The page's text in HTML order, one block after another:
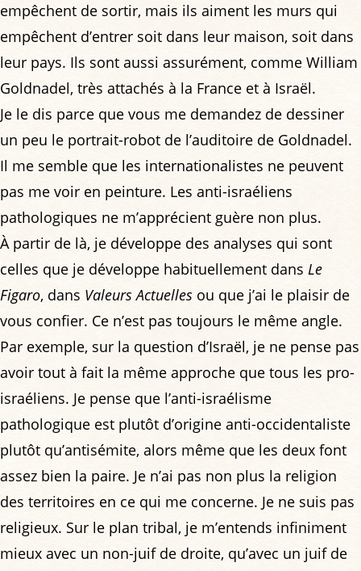
empêchent de sortir, mais ils aiment les murs qui
empêchent d’entrer soit dans leur maison, soit dans
leur pays. Ils sont aussi assurément, comme William
Goldnadel, très attachés à la France et à Israël.
Je le dis parce que vous me demandez de dessiner
un peu le portrait-robot de l’auditoire de Goldnadel.
Il me semble que les internationalistes ne peuvent
pas me voir en peinture. Les anti-israéliens
pathologiques ne m’apprécient guère non plus.
À partir de là, je développe des analyses qui sont
celles que je développe habituellement dans Le
Figaro, dans Valeurs Actuelles ou que j’ai le plaisir de
vous confier. Ce n’est pas toujours le même angle.
Par exemple, sur la question d’Israël, je ne pense pas
avoir tout à fait la même approche que tous les pro-
israéliens. Je pense que l’anti-israélisme
pathologique est plutôt d’origine anti-occidentaliste
plutôt qu’antisémite, alors même que les deux font
assez bien la paire. Je n’ai pas non plus la religion
des territoires en ce qui me concerne. Je ne suis pas
religieux. Sur le plan tribal, je m’entends infiniment
mieux avec un non-juif de droite, qu’avec un juif de